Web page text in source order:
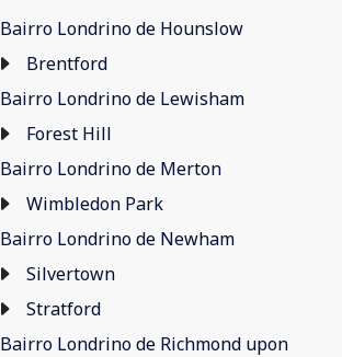
Bairro Londrino de Hounslow
Brentford
Bairro Londrino de Lewisham
Forest Hill
Bairro Londrino de Merton
Wimbledon Park
Bairro Londrino de Newham
Silvertown
Stratford
Bairro Londrino de Richmond upon